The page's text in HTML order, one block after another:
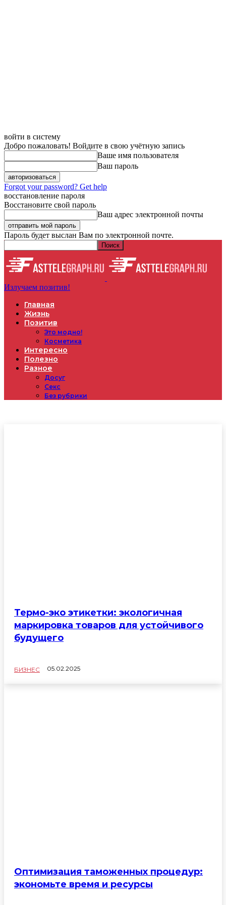
войти в систему
Добро пожаловать! Войдите в свою учётную запись
Ваше имя пользователя
Ваш пароль
Forgot your password? Get help
восстановление пароля
Восстановите свой пароль
Ваш адрес электронной почты
Пароль будет выслан Вам по электронной почте.
Излучаем позитив!
Главная
Жизнь
Позитив
Это модно!
Косметика
Интересно
Полезно
Разное
Досуг
Секс
Без рубрики
Термо-эко этикетки: экологичная
маркировка товаров для устойчивого
будущего
БИЗНЕС 05.02.2025
Оптимизация таможенных процедур:
экономьте время и ресурсы